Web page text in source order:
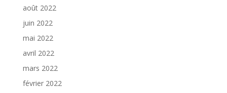
août 2022
juin 2022
mai 2022
avril 2022
mars 2022
février 2022